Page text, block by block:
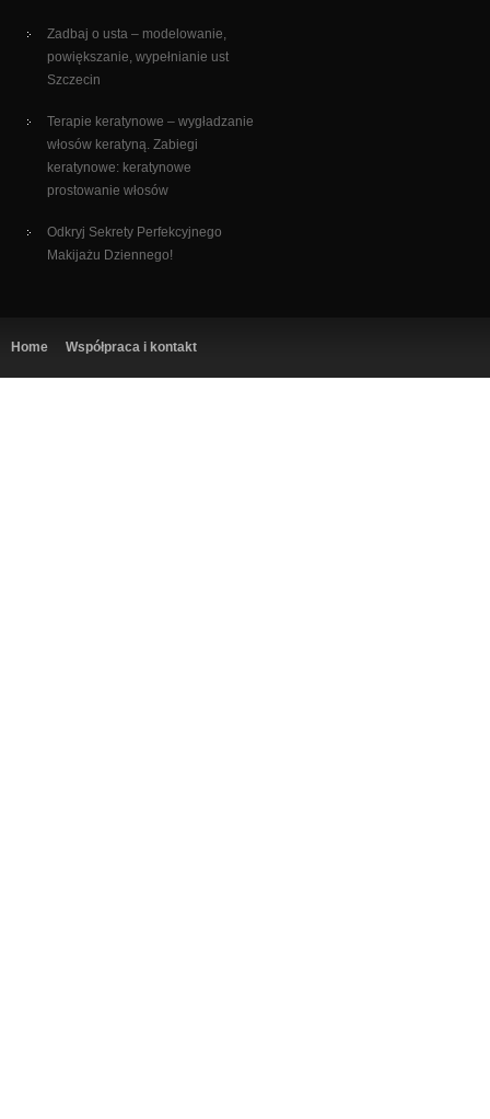
Zadbaj o usta – modelowanie,
powiększanie, wypełnianie ust
Szczecin
Terapie keratynowe – wygładzanie
włosów keratyną. Zabiegi
keratynowe: keratynowe
prostowanie włosów
Odkryj Sekrety Perfekcyjnego
Makijażu Dziennego!
Home Współpraca i kontakt